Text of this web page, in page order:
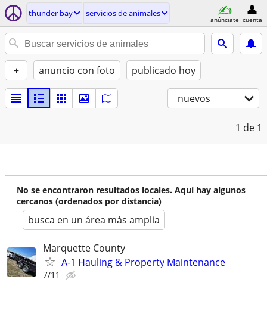
thunder bay servicios de animales
anúnciate cuenta
+ anuncio con foto publicado hoy
nuevos
1 de 1
No se encontraron resultados locales. Aquí hay algunos
cercanos (ordenados por distancia)
busca en un área más amplia
Marquette County
A-1 Hauling & Property Maintenance
7/11